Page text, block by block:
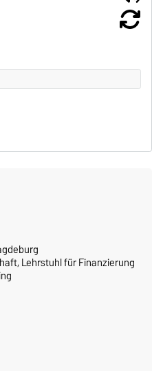
Lehrstuhl für Finanzierung